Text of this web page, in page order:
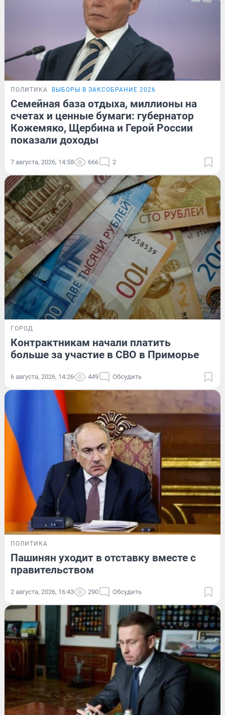
ПОЛИТИКА ВЫБОРЫ В ЗАКСОБРАНИЕ 2026
Семейная база отдыха, миллионы на
счетах и ценные бумаги: губернатор
Кожемяко, Щербина и Герой России
показали доходы
7 августа, 2026, 14:58 666 2
ГОРОД
Контрактникам начали платить
больше за участие в СВО в Приморье
6 августа, 2026, 14:26 449 Обсудить
ПОЛИТИКА
Пашинян уходит в отставку вместе с
правительством
2 августа, 2026, 16:43 290 Обсудить